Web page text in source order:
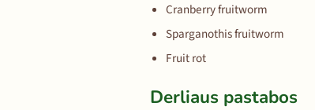
Cranberry fruitworm
Sparganothis fruitworm
Fruit rot
Derliaus pastabos